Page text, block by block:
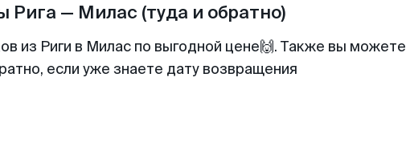
Рига — Милас (туда и обратно)
из Риги в Милас по выгодной цене🙌. Также вы можете
если уже знаете дату возвращения